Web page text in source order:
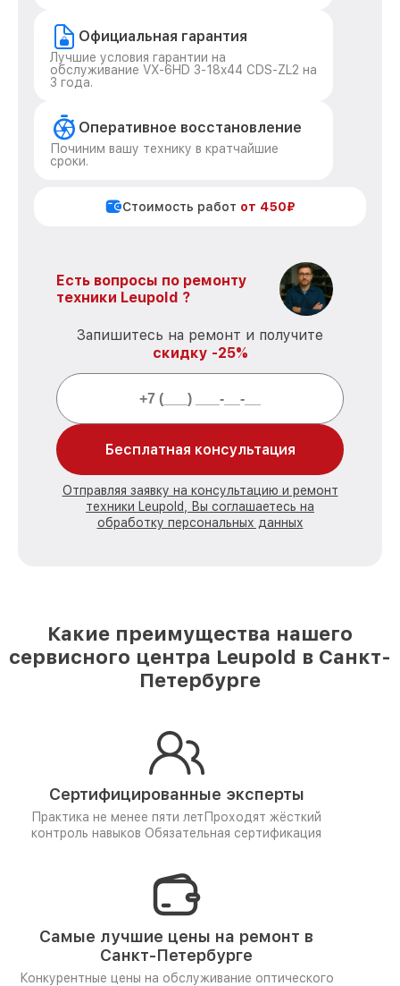
Официальная гарантия
Лучшие условия гарантии на
обслуживание VX-6HD 3-18x44 CDS-ZL2 на
3 года.
Оперативное восстановление
Починим вашу технику в кратчайшие
сроки.
Стоимость работ от 450₽
Есть вопросы по ремонту
техники Leupold ?
Запишитесь на ремонт и получите
скидку -25%
Бесплатная консультация
Отправляя заявку на консультацию и ремонт
техники Leupold, Вы соглашаетесь на
обработку персональных данных
Какие преимущества нашего
сервисного центра Leupold в Санкт-
Петербурге
Сертифицированные эксперты
Практика не менее пяти лет Проходят жёсткий
контроль навыков Обязательная сертификация
Самые лучшие цены на ремонт в
Санкт-Петербурге
Конкурентные цены на обслуживание оптического